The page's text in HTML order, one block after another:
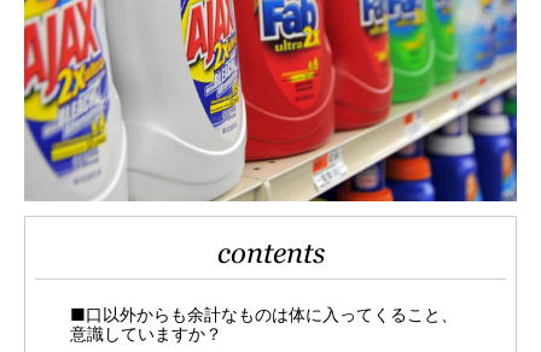
contents
■口以外からも余計なものは体に入ってくること、
意識していますか？